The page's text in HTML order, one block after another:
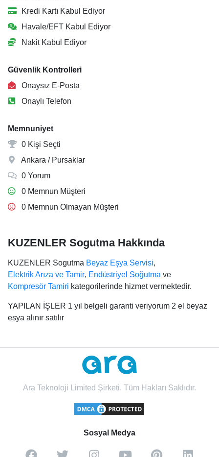
Kredi Kartı Kabul Ediyor
Havale/EFT Kabul Ediyor
Nakit Kabul Ediyor
Güvenlik Kontrolleri
Onaysız E-Posta
Onaylı Telefon
Memnuniyet
0 Kişi Seçti
Ankara / Pursaklar
0 Yorum
0 Memnun Müşteri
0 Memnun Olmayan Müşteri
KUZENLER Sogutma Hakkında
KUZENLER Sogutma Beyaz Eşya Servisi,
Elektrik Arıza ve Tamir, Endüstriyel Soğutma ve
Kompresör Tamiri kategorilerinde hizmet vermektedir.
YAPILAN İŞLER 1 yıl belgeli garanti veriyorum 2 el beyaz
esya alınır satılır
Ara Teknoloji Limited Şirketi. Tüm Hakları Saklıdır.
Sosyal Medya